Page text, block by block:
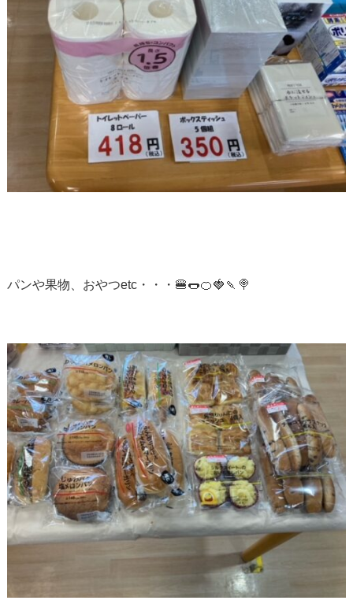
パンや果物、おやつetc・・・🍔🌭🍊🍓🍡🍭